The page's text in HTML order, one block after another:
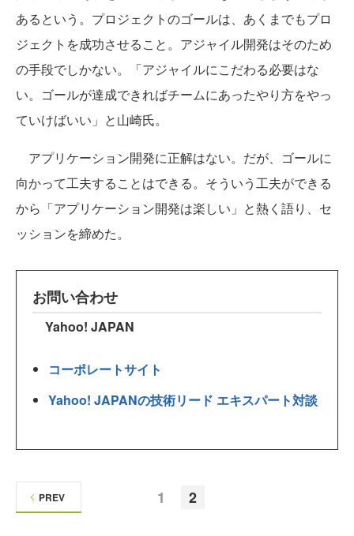
あるという。プロジェクトのゴールは、あくまでもプロ
ジェクトを成功させること。アジャイル開発はそのため
の手段でしかない。「アジャイルにこだわる必要はな
い。ゴールが達成できればチームにあったやり方をやっ
ていけばいい」と山崎氏。
アプリケーション開発に正解はない。だが、ゴールに
向かって工夫することはできる。そういう工夫ができる
から「アプリケーション開発は楽しい」と熱く語り、セ
ッションを締めた。
お問い合わせ
Yahoo! JAPAN
コーポレートサイト
Yahoo! JAPANの技術リード エキスパート対談
1 2
PREV